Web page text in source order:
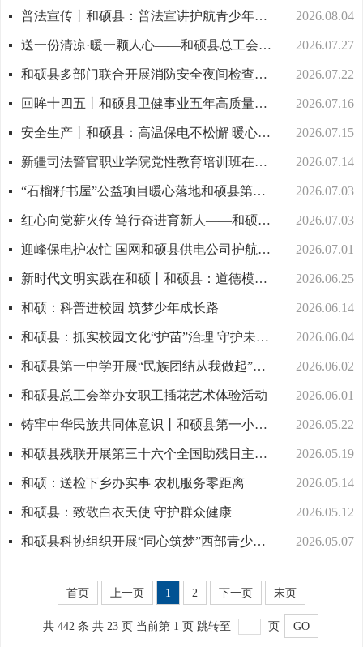
2026.08.04
普法宣传丨和硕县：普法宣讲护航青少年快乐度暑假
2026.07.27
送一份清凉·暖一颗人心——和硕县总工会开展高温关爱行动
2026.07.22
和硕县多部门联合开展消防安全夜间检查行动
2026.07.16
回眸十四五丨和硕县卫健事业五年高质量发展硕果累累
2026.07.15
安全生产丨和硕县：高温保电不松懈 暖心护航度盛夏
2026.07.14
新疆司法警官职业学院党性教育培训班在新疆马兰干部教育培训基地正式开班
2026.07.03
“石榴籽书屋”公益项目暖心落地和硕县第二小学
2026.07.03
红心向党薪火传 笃行奋进育新人——和硕县第一中学开展庆祝建党105周年系列主题教育活动
2026.07.01
迎峰保电护农忙 国网和硕县供电公司护航大棚种植
2026.06.25
新时代文明实践在和硕丨和硕县：道德模范宣讲进校园 榜样力量润心田
2026.06.14
和硕：科普进校园 筑梦少年成长路
2026.06.04
和硕县：抓实校园文化“护苗”治理 守护未成年人健康成长
2026.06.02
和硕县第一中学开展“民族团结从我做起”系列主题活动
2026.06.01
和硕县总工会举办女职工插花艺术体验活动
2026.05.22
铸牢中华民族共同体意识丨和硕县第一小学开展民族团结主题演讲比赛
2026.05.19
和硕县残联开展第三十六个全国助残日主题宣传活动
2026.05.14
和硕：送检下乡办实事 农机服务零距离
2026.05.12
和硕县：致敬白衣天使 守护群众健康
2026.05.07
和硕县科协组织开展“同心筑梦”西部青少年研学实践活动
首页 上一页 1 2 下一页 末页
共 442 条 共 23 页 当前第 1 页 跳转至 页 GO